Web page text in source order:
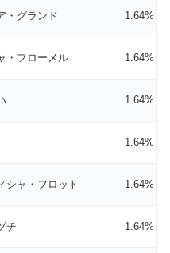
・グランド 1.64%
・フローメル 1.64%
1.64%
1.64%
シャ・フロット 1.64%
チ 1.64%